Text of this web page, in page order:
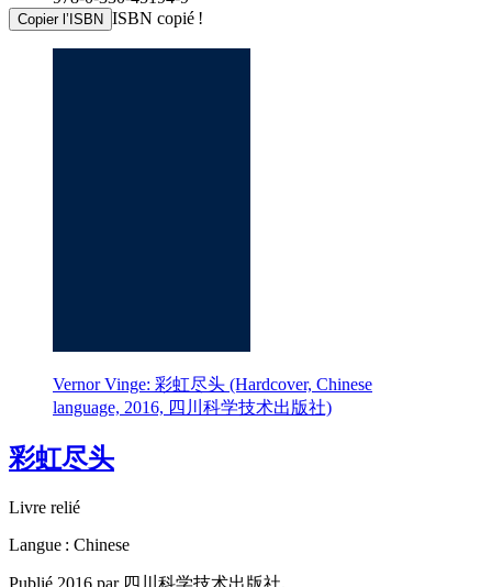
Copier l’ISBN ISBN copié !
Vernor Vinge: 彩虹尽头 (Hardcover, Chinese
language, 2016, 四川科学技术出版社)
彩虹尽头
Livre relié
Langue : Chinese